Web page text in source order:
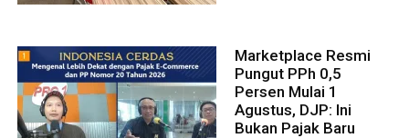
Marketplace Resmi
Pungut PPh 0,5
Persen Mulai 1
Agustus, DJP: Ini
Bukan Pajak Baru